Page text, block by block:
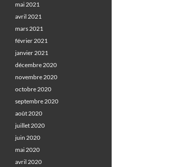
mai 2021
avril 2021
mars 2021
février 2021
janvier 2021
décembre 2020
novembre 2020
octobre 2020
septembre 2020
août 2020
juillet 2020
juin 2020
mai 2020
avril 2020